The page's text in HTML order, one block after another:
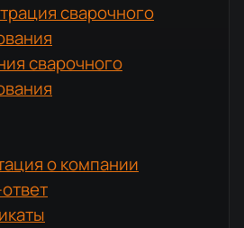
сварочного
сварочного
о компании